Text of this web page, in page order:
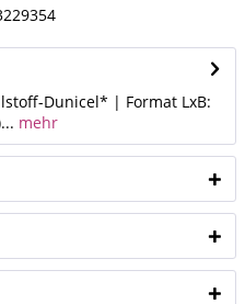
Dunicel* | Format LxB:
mehr